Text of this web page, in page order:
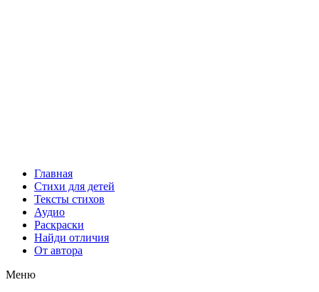
Главная
Стихи для детей
Тексты стихов
Аудио
Раскраски
Найди отличия
От автора
Меню